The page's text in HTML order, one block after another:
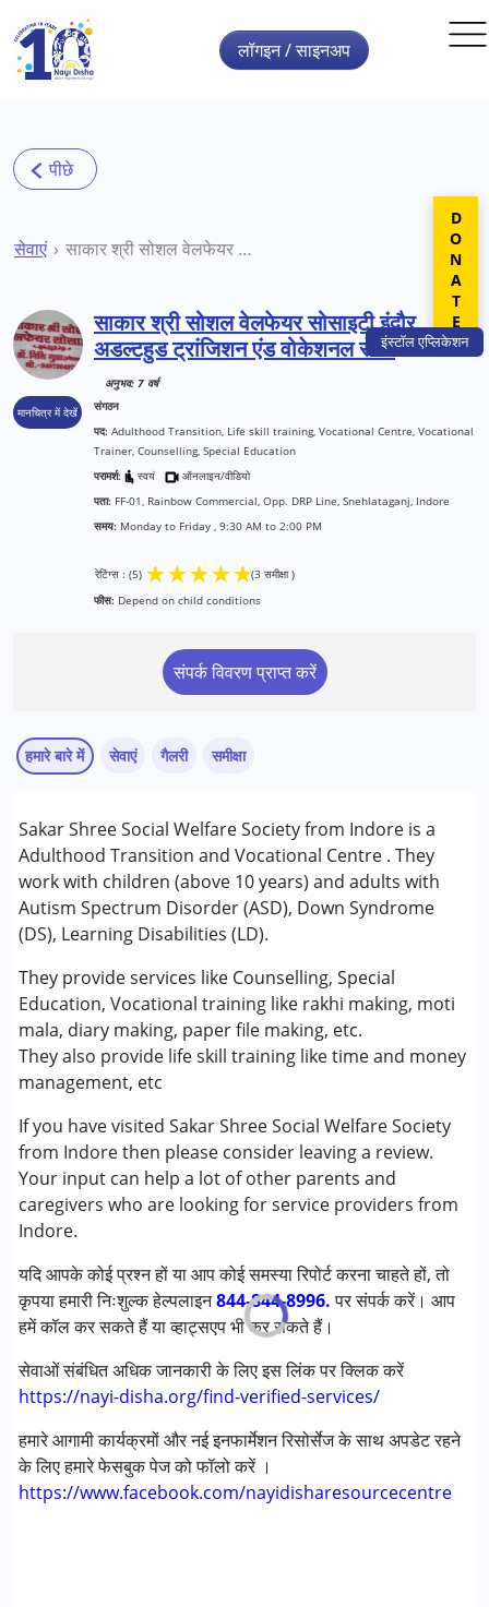
Skip to main content
इंस्टॉलएप्लिकेशन
लॉगइन / साइनअप
सेवाएं साकार श्री सोशल वेलफेयर सोसाइटी इंदौर अडल्टहुड ट्रांजिशन एंड वोकेशनल सेंटर
मानचित्र में देखें
साकार श्री सोशल वेलफेयर सोसाइटी इंदौर
अडल्टहुड ट्रांजिशन एंड वोकेशनल सेंटर
अनुभव: 7 वर्ष
संगठन
पद: Adulthood Transition, Life skill training, Vocational Centre, Vocational
Trainer, Counselling, Special Education
परामर्श:
स्वयं
ऑनलाइन/वीडियो
पता: FF-01, Rainbow Commercial, Opp. DRP Line, Snehlataganj, Indore
समय: Monday to Friday , 9:30 AM to 2:00 PM
रेटिंग्स : (5) ★★★★★(3 समीक्षा )
फीस: Depend on child conditions
संपर्क विवरण प्राप्त करें
हमारे बारे में
Sakar Shree Social Welfare Society from Indore is a
Adulthood Transition and Vocational Centre . They
work with children (above 10 years) and adults with
Autism Spectrum Disorder (ASD), Down Syndrome
(DS), Learning Disabilities (LD).
They provide services like Counselling, Special
Education, Vocational training like rakhi making, moti
mala, diary making, paper file making, etc.
They also provide life skill training like time and money
management, etc
If you have visited Sakar Shree Social Welfare Society
from Indore then please consider leaving a review.
Your input can help a lot of other parents and
caregivers who are looking for service providers from
Indore.
यदि आपके कोई प्रश्न हों या आप कोई समस्या रिपोर्ट करना चाहते हों, तो
कृपया हमारी निःशुल्क हेल्पलाइन844-844-8996.पर संपर्क करें। आप
हमें कॉल कर सकते हैं या व्हाट्सएप भी कर सकते हैं।
सेवाओं संबंधित अधिक जानकारी के लिए इस लिंक पर क्लिक करें
https://nayi-disha.org/find-verified-services/
हमारे आगामी कार्यक्रमों और नई इनफार्मेशन रिसोर्सेज के साथ अपडेट रहने
के लिए हमारे फेसबुक पेज को फॉलो करें ।
https://www.facebook.com/nayidisharesourcecentre
सेवाएं
काउंसिलिंग
स्पेशल एजुकेशन
निम्नलिखित विकलांगता संबंधित सेवाएं उपलब्ध :
ऑटिज्म स्पेक्ट्रम डिसऑर्डर (ए एस डी )
डाउन सिंड्रोम (डी एस )
लर्निंग डिसेबिलिटीज़ (एलडी)
आयु वर्ग :6 - 12 years ,13 - 17 years ,above 18 years
लिंगमहिला, पुरुष
गैलरी समीक्षा
Sarika Gupta
Published on: जून 30, 2026
रेटिंग्स : (5)
★★★★★
A positive and supportive environment that helps special
children learn and grow.
Atharv Gupta
Published on: जून 30, 2026
रेटिंग्स : (5) ★★★★★
This social welfare society is doing excellent work for
children. The training is well-organized, supportive, and
staff is caring, dedicated, and creates a positive learning
environment.
Published on: जून 30, 2026
★
Excellent centre for specially abled children
DONATE